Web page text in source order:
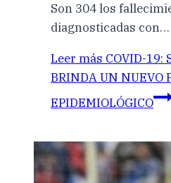
Son 304 los
diagnosticadas con…
Leer más COVID-19:
BRINDA UN NUEVO
EPIDEMIOLÓGICO